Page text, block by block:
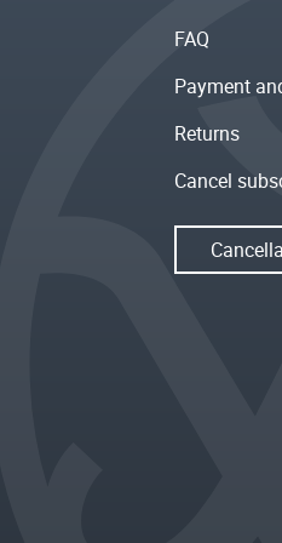
FAQ
Payment
Returns
Cancel